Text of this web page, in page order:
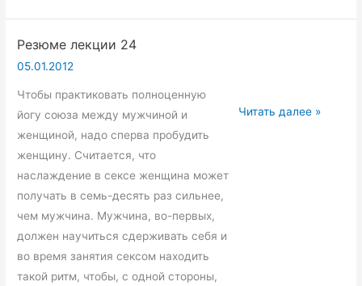
Резюме лекции 24
05.01.2012
Чтобы практиковать полноценную
йогу союза между мужчиной и
женщиной, надо сперва пробудить
женщину. Считается, что
наслаждение в сексе женщина может
получать в семь-десять раз сильнее,
чем мужчина. Мужчина, во-первых,
должен научиться сдерживать себя и
во время занятия сексом находить
такой ритм, чтобы, с одной стороны,
Резюме
Читать далее »